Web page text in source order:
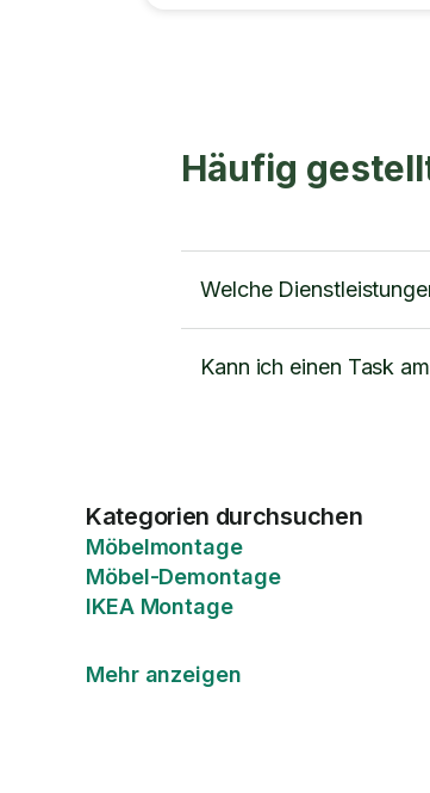
Häufig
Welche
Kann ich einen Task
Kategorien durchsuchen
Möbelmontage
Möbel-Demontage
IKEA Montage
Mehr anzeigen